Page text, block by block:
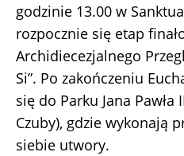
godzinie 13.00 w
rozpocznie się etap
Archidiecezjalnego
Si”. Po zakończeniu
się do Parku Jana
Czuby), gdzie wykonają
siebie utwory.